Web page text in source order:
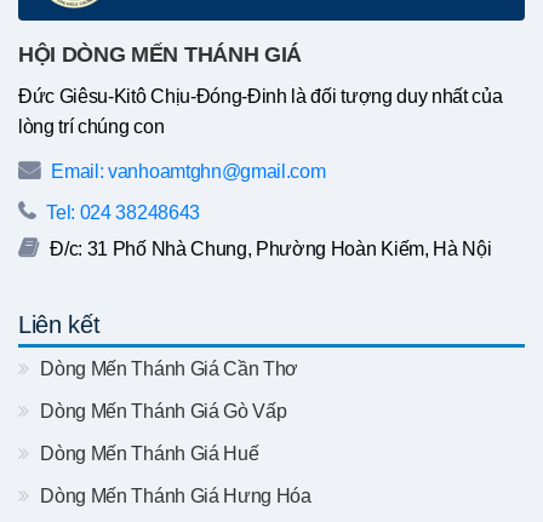
HỘI DÒNG MẾN THÁNH GIÁ
Đức Giêsu-Kitô Chịu-Đóng-Đinh là đối tượng duy nhất của
lòng trí chúng con
Email: vanhoamtghn@gmail.com
Tel: 024 38248643
Đ/c: 31 Phố Nhà Chung, Phường Hoàn Kiếm, Hà Nội
Liên kết
Dòng Mến Thánh Giá Cần Thơ
Dòng Mến Thánh Giá Gò Vấp
Dòng Mến Thánh Giá Huế
Dòng Mến Thánh Giá Hưng Hóa